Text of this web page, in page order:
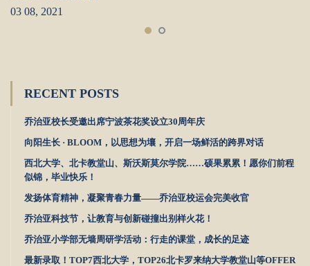
03 08, 2021
RECENT POSTS
乔治亚校长受邀出席宁波茶花奖设立30周年庆
向阳生长 · BLOOM，以思想为壤，开启一场鲜活的跨界对话
西北大学、北卡教堂山、斯沃斯莫尔学院……硕果累累！愿你们前程
似锦，毕业快乐！
发扬体育精神，凝聚青春力量——乔治亚校运会完美收官
乔治亚科技节，让教育与创新碰撞出别样火花！
乔治亚小学部无墙周研学活动：行走的课堂，成长的足迹
最新录取！TOP7西北大学，TOP26北卡罗来纳大学教堂山等OFFER